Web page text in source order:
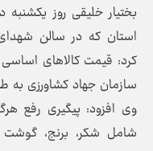
بختیار خلیقی روز یکشنبه
استان که در سالن
کرد: قیمت کالاهای
سازمان جهاد کشاورزی
وی افزود: پیگیری رفع
شامل شکر، برنج، گوشت